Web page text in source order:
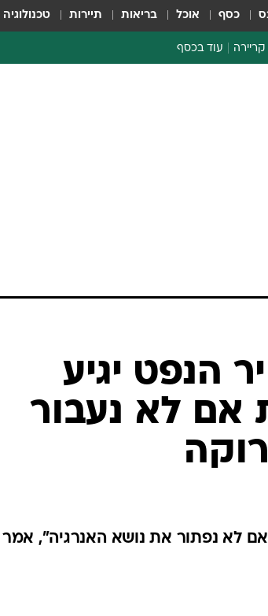
כסף אוכל בריאות תיירות טכנולוגיה
קריירה עוד בכסף
הנפט יגיע
אם לא נעבור
אם לא נפתור את נושא האנרגיה", אמר